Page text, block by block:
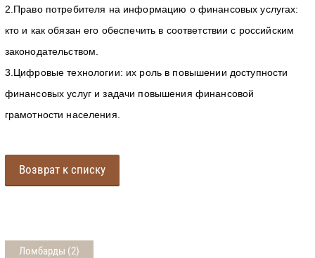
2.Право потребителя на информацию о финансовых услугах:
кто и как обязан его обеспечить в соответствии с российским
законодательством.
3.Цифровые технологии: их роль в повышении доступности
финансовых услуг и задачи повышения финансовой
грамотности населения.
Возврат к списку
Ломбарды (2)